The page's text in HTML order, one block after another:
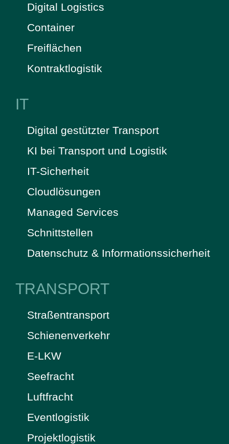
Digital Logistics
Container
Freiflächen
Kontraktlogistik
IT
Digital gestützter Transport
KI bei Transport und Logistik
IT-Sicherheit
Cloudlösungen
Managed Services
Schnittstellen
Datenschutz & Informationssicherheit
TRANSPORT
Straßentransport
Schienenverkehr
E-LKW
Seefracht
Luftfracht
Eventlogistik
Projektlogistik